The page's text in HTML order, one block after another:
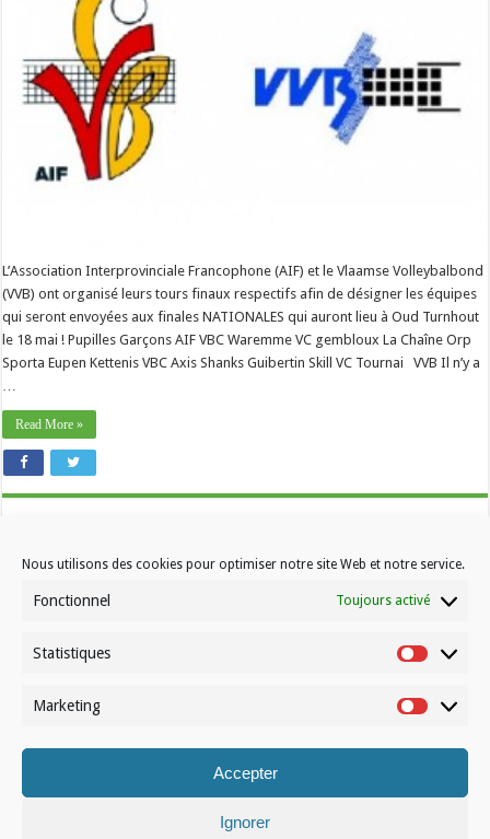
Nous utilisons des cookies pour optimiser notre site Web et notre service.
Fonctionnel Toujours activé
Statistiques
Marketing
Accepter
Ignorer
L’Association Interprovinciale Francophone (AIF) et le Vlaamse Volleybalbond
(VVB) ont organisé leurs tours finaux respectifs afin de désigner les équipes
qui seront envoyées aux finales NATIONALES qui auront lieu à Oud Turnhout
le 18 mai ! Pupilles Garçons AIF VBC Waremme VC gembloux La Chaîne Orp
Sporta Eupen Kettenis VBC Axis Shanks Guibertin Skill VC Tournai VVB Il n’y a
…
Read More »
Contactez-nous
© Volleynews.be2026
Déclaration de confidentialité